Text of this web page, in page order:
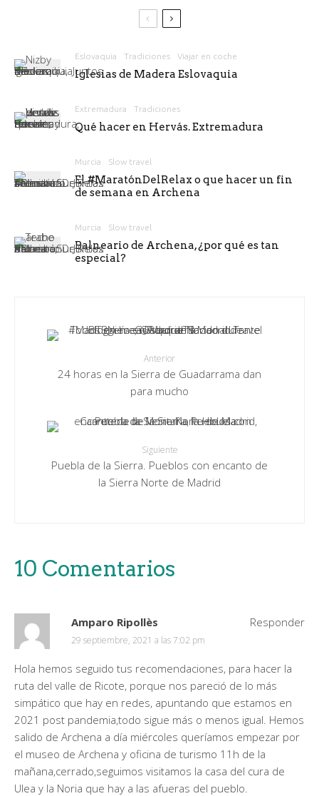
Eslovaquia Tradiciones Viajar en coche
Iglesias de Madera Eslovaquia
Extremadura Tradiciones
Qué hacer en Hervás. Extremadura
Murcia Slow travel
El #MaratónDelRelax o que hacer un fin
de semana en Archena
Murcia Slow travel
Balneario de Archena, ¿por qué es tan
especial?
Anterior
24 horas en la Sierra de Guadarrama dan
para mucho
Siguiente
Puebla de la Sierra. Pueblos con encanto de
la Sierra Norte de Madrid
10 Comentarios
Amparo Ripollès
29 septiembre, 2021 a las 7:02 pm
Hola hemos seguido tus recomendaciones, para hacer la
ruta del valle de Ricote, porque nos pareció de lo más
simpático que hay en redes, apuntando que estamos en
2021 post pandemia,todo sigue más o menos igual. Hemos
salido de Archena a día miércoles queríamos empezar por
el museo de Archena y oficina de turismo 11h de la
mañana,cerrado,seguimos visitamos la casa del cura de
Ulea y la Noria que hay a las afueras del pueblo.
Responder